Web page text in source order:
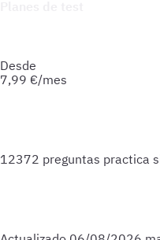
Desde
7,99 €/mes
12372 preguntas practica